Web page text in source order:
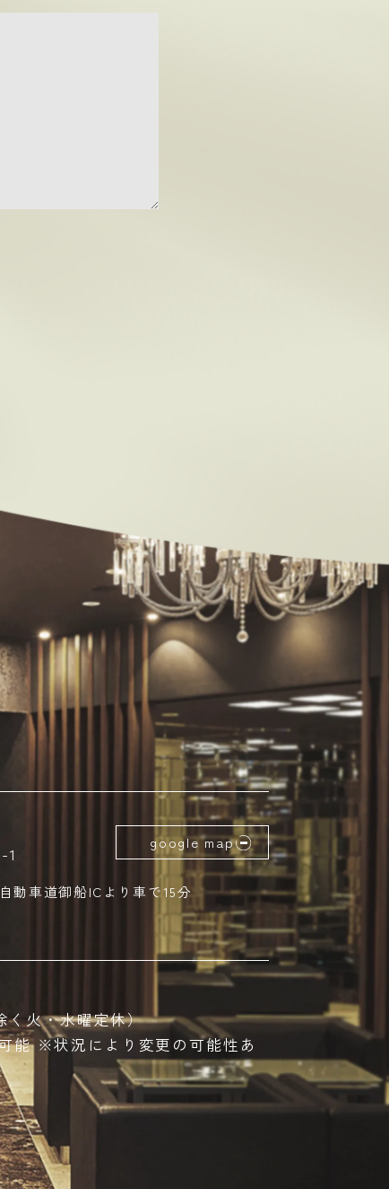
1
google map
動車道御船ICより車で15分
く火・水曜定休）
能 ※状況により変更の可能性あ